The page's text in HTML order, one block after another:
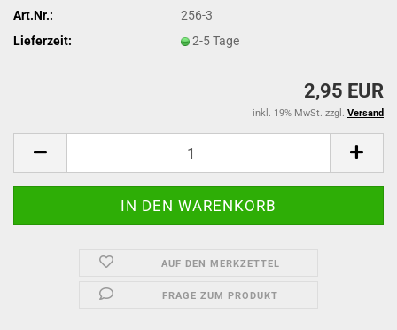
Art.Nr.:
256-3
Lieferzeit:
2-5 Tage
2,95 EUR
inkl. 19% MwSt. zzgl. Versand
AUF DEN MERKZETTEL
FRAGE ZUM PRODUKT